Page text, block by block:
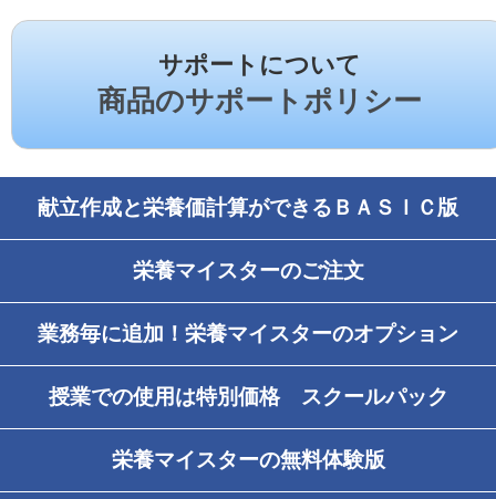
サポートについて
商品のサポートポリシー
献立作成と栄養価計算ができるＢＡＳＩＣ版
栄養マイスターのご注文
業務毎に追加！栄養マイスターのオプション
授業での使用は特別価格 スクールパック
栄養マイスターの無料体験版